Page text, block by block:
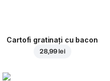
Cartofi gratinați cu bacon
28,99 lei